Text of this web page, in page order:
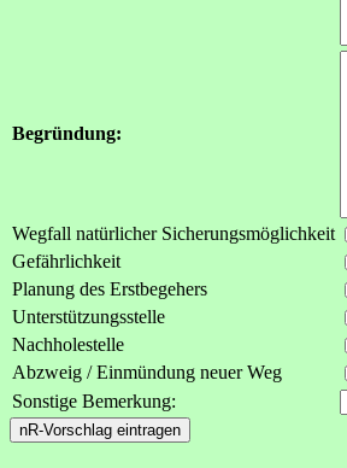
Begründung:
Wegfall natürlicher Sicherungsmöglichkeit
Gefährlichkeit
Planung des Erstbegehers
Unterstützungsstelle
Nachholestelle
Abzweig / Einmündung neuer Weg
Sonstige Bemerkung: